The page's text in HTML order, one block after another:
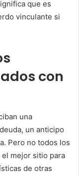
que es
vinculante si
con
una
un anticipo
Pero no todos los
mejor sitio para
de otras